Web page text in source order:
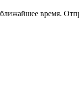
время.